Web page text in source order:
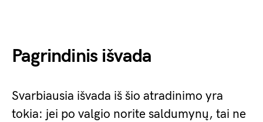
Pagrindinis išvada
Svarbiausia išvada iš šio atradinimo yra
tokia: jei po valgio norite saldumynų, tai ne